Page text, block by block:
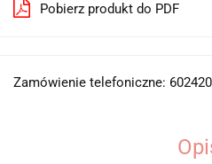
Pobierz produkt do PDF
Zamówienie telefoniczne: